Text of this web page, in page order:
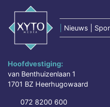
Nieuws |
Hoofdvestiging:
van Benthuizenlaan 1
1701 BZ Heerhugowaard
072 8200 600